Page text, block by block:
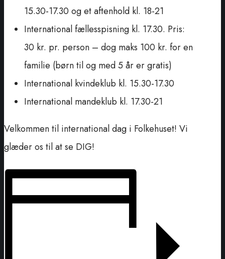
15.30-17.30 og et aftenhold kl. 18-21
International fællesspisning kl. 17.30. Pris:
30 kr. pr. person – dog maks 100 kr. for en
familie (børn til og med 5 år er gratis)
International kvindeklub kl. 15.30-17.30
International mandeklub kl. 17.30-21
Velkommen til international dag i Folkehuset! Vi
glæder os til at se DIG!